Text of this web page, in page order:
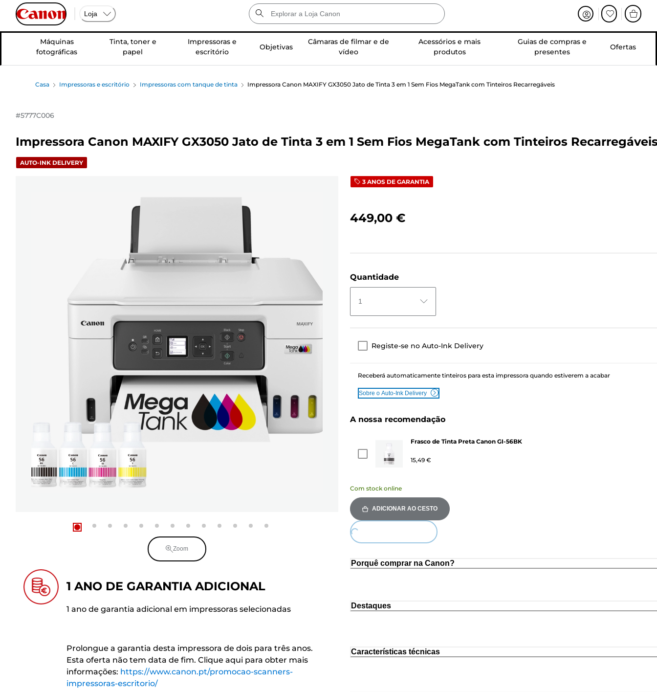
Loja
Máquinas
fotográficas
Tinta, toner e
papel
Impressoras e
escritório
Objetivas
Câmaras de filmar e de
vídeo
Acessórios e mais
produtos
Guias de compras e
presentes
Ofertas
Casa Impressoras e escritório Impressoras com tanque de tinta Impressora Canon MAXIFY GX3050 Jato de Tinta 3 em 1 Sem Fios MegaTank com Tinteiros Recarregáveis
#5777C006
Impressora Canon MAXIFY GX3050 Jato de Tinta 3 em 1 Sem Fios MegaTank com Tinteiros
AUTO-INK DELIVERY
Zoom
1 ANO DE GARANTIA ADICIONAL
1 ano de garantia adicional em impressoras selecionadas
Prolongue a garantia desta impressora de dois para três anos.
Esta oferta não tem data de fim. Clique aqui para obter mais
informações: https://www.canon.pt/promocao-scanners-
impressoras-escritorio/
3 ANOS DE GARANTIA
449,00 €
Quantidade
1
Registe-se no Auto-Ink Delivery
Receberá automaticamente tinteiros para esta impressora quando estiverem a acabar
Sobre o Auto-Ink Delivery
A nossa recomendação
Frasco de Tinta Preta Canon GI-56BK
15,49 €
Com stock online
ADICIONAR AO CESTO
Loading...
Porquê comprar na Canon?
Destaques
Características técnicas